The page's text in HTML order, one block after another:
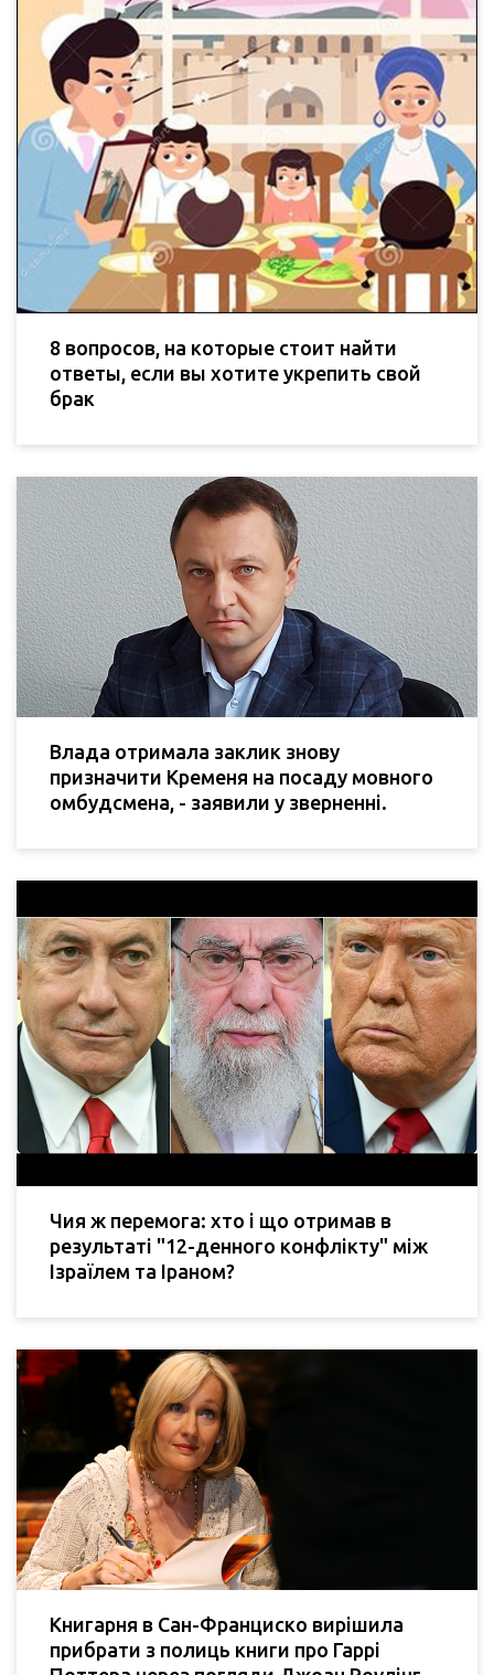
8 вопросов, на которые стоит найти
ответы, если вы хотите укрепить свой
брак
Влада отримала заклик знову
призначити Кременя на посаду мовного
омбудсмена, - заявили у зверненні.
Чия ж перемога: хто і що отримав в
результаті "12-денного конфлікту" між
Ізраїлем та Іраном?
Книгарня в Сан-Франциско вирішила
прибрати з полиць книги про Гаррі